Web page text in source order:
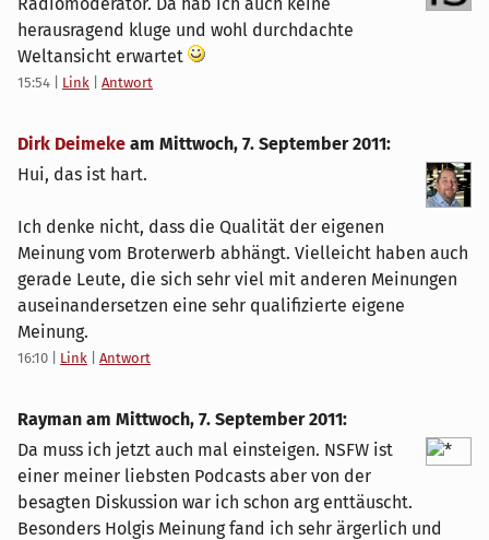
herausragend kluge und wohl durchdachte
Weltansicht erwartet
15:54 Link Antwort
Dirk Deimeke am Mittwoch, 7. September 2011:
Hui, das ist hart.
Ich denke nicht, dass die Qualität der eigenen
Meinung vom Broterwerb abhängt. Vielleicht haben auch
gerade Leute, die sich sehr viel mit anderen Meinungen
auseinandersetzen eine sehr qualifizierte eigene
Meinung.
16:10 Link Antwort
Rayman am Mittwoch, 7. September 2011:
Da muss ich jetzt auch mal einsteigen. NSFW ist
einer meiner liebsten Podcasts aber von der
besagten Diskussion war ich schon arg enttäuscht.
Besonders Holgis Meinung fand ich sehr ärgerlich und